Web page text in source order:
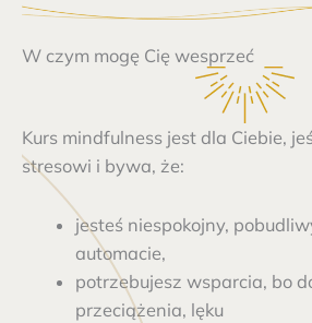
W czym mogę Cię wesprzeć
Kurs mindfulness jest dla Ciebie,
stresowi i bywa, że:
jesteś niespokojny,
automacie,
potrzebujesz wsparcia, bo
przeciążenia, lęku